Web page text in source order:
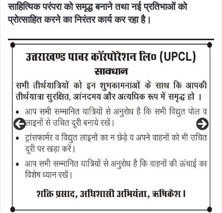
साहित्यिक परंपरा को समृद्ध बनाने तथा नई प्रतिभाओं को
प्रोत्साहित करने का निरंतर कार्य कर रहा है।